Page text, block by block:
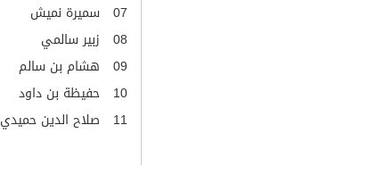
07 سميرة نميش
08 زبير سالمي
09 هشام بن سالم
10 حفيظة بن داود
11
صلاح الدين حميدي